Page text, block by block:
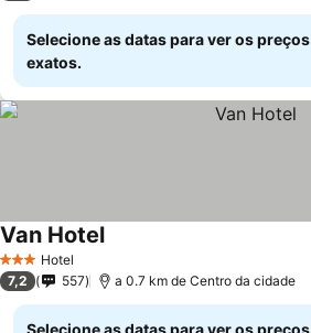
Selecione as datas para ver os preços
exatos.
3 EstrelasHotel
Van Hotel
7,2 557 a 0.7 km de Centro da cidade
Selecione as datas para ver os preços